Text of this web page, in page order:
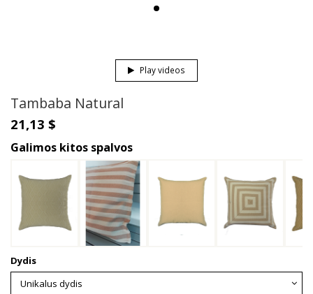
Play videos
Tambaba Natural
21,13 $
Galimos kitos spalvos
Dydis